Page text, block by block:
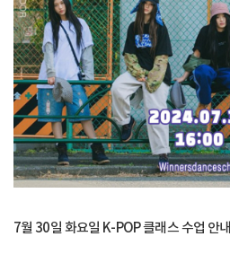
7월 30일 화요일 K-POP 클래스 수업 안내